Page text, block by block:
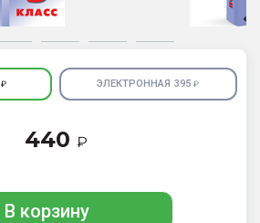
₽ ЭЛЕКТРОННАЯ 395₽
440 ₽
В корзину